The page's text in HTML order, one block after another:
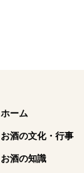
ホーム
お酒の文化・行事
お酒の知識